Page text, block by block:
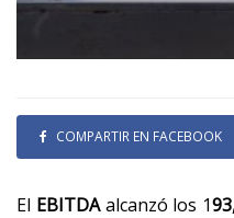
COMPARTIR EN FACEBOOK
El EBITDAalcanzó los 1